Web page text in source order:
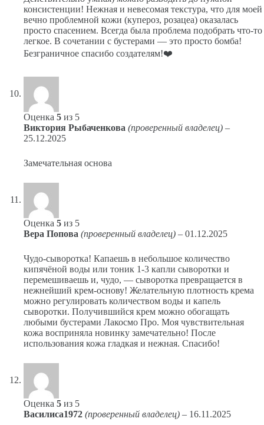
консистенции! Нежная и невесомая текстура, что для моей
вечно проблемной кожи (купероз, розацеа) оказалась
просто спасением. Всегда была проблема подобрать что-то
легкое. В сочетании с бустерами — это просто бомба!
Безграничное спасибо создателям!❤️
Оценка 5 из 5
Виктория Рыбаченкова (проверенный владелец) –
25.12.2025
Замечательная основа
Оценка 5 из 5
Вера Попова (проверенный владелец) – 01.12.2025
Чудо-сыворотка! Капаешь в небольшое количество
кипячёной воды или тоник 1-3 капли сыворотки и
перемешиваешь и, чудо, — сыворотка превращается в
нежнейший крем-основу! Желательную плотность крема
можно регулировать количеством воды и капель
сыворотки. Получившийся крем можно обогащать
любыми бустерами Лакосмо Про. Моя чувствительная
кожа восприняла новинку замечательно! После
использования кожа гладкая и нежная. Спасибо!
Оценка 5 из 5
Василиса1972 (проверенный владелец) – 16.11.2025